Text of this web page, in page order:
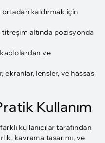
ortadan kaldırmak için
titreşim altında pozisyonda
kablolardan ve
ekranlar, lensler, ve hassas
Kullanım
kullanıcılar tarafından
kavrama tasarımı, ve